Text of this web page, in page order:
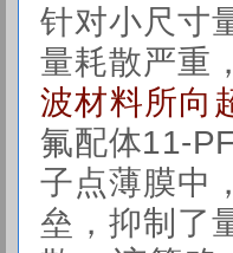
针对小尺寸
量耗散严重
波材料所向
氟配体11-
子点薄膜中
垒，抑制了